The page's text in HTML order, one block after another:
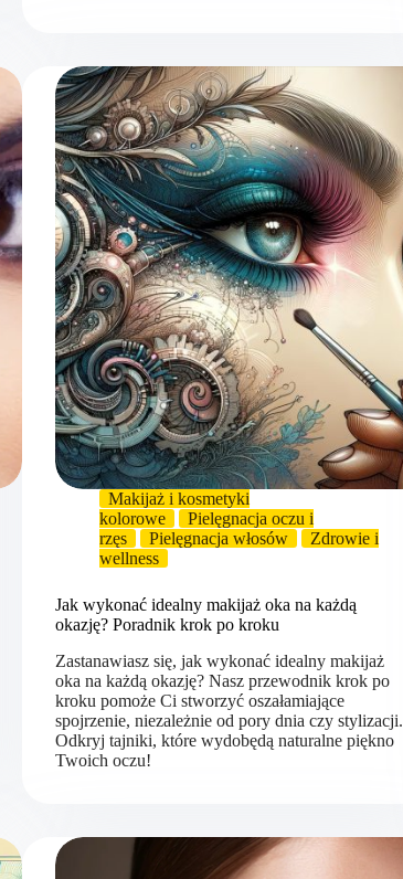
Makijaż i kosmetyki
kolorowe
Pielęgnacja oczu i
rzęs
Pielęgnacja włosów
Zdrowie i
wellness
Jak wykonać idealny makijaż oka na każdą
okazję? Poradnik krok po kroku
Zastanawiasz się, jak wykonać idealny makijaż
oka na każdą okazję? Nasz przewodnik krok po
kroku pomoże Ci stworzyć oszałamiające
spojrzenie, niezależnie od pory dnia czy stylizacji.
Odkryj tajniki, które wydobędą naturalne piękno
Twoich oczu!